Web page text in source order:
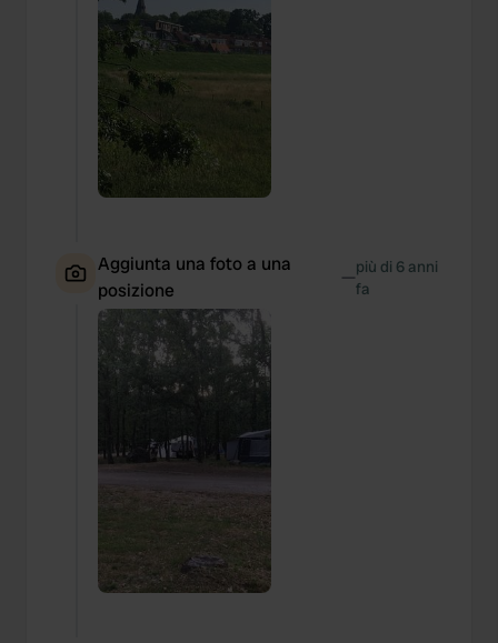
Aggiunta una foto a una
posizione
—più di 6 anni
fa